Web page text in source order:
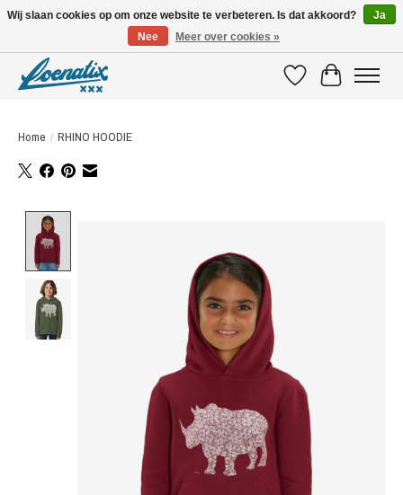
VerlanglijstWinkelwagen
Home / RHINO HOODIE
Wij slaan cookies op om onze website te verbeteren. Is dat akkoord?
Ja
Nee
Meer over cookies »